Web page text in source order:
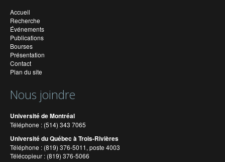
Accueil
Recherche
Événements
Publications
Bourses
Présentation
Contact
Plan du site
Nous joindre
Université de Montréal
Téléphone : (514) 343 7065
Université du Québec à Trois-Rivières
Téléphone : (819) 376-5011, poste 4003
Télécopieur : (819) 376-5066